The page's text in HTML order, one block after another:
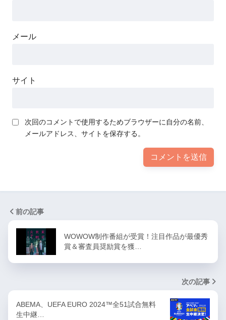
メール
サイト
次回のコメントで使用するためブラウザーに自分の名前、
メールアドレス、サイトを保存する。
前の記事
WOWOW制作番組が受賞！注目作品が最優秀
賞＆審査員奨励賞を獲…
次の記事
ABEMA、UEFA EURO 2024™全51試合無料
生中継…